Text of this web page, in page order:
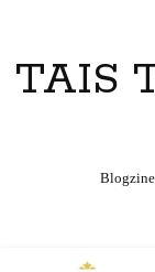
TAIS